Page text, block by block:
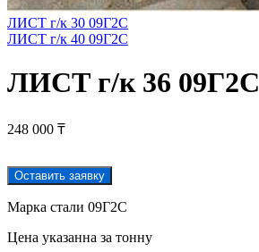
ЛИСТ г/к 30 09Г2С
ЛИСТ г/к 40 09Г2С
ЛИСТ г/к 36 09Г2С
248 000 ₸
Оставить заявку
Марка стали 09Г2С
Цена указанна за тонну